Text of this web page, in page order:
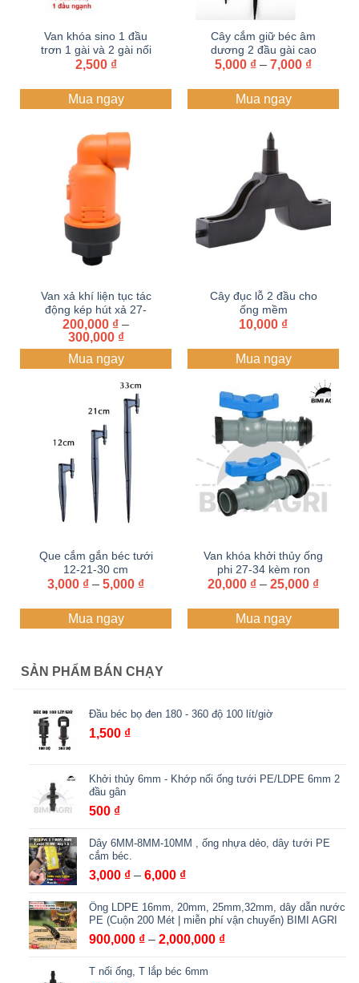
Van khóa sino 1 đầu
trơn 1 gài và 2 gài nối
béc tưới điều chỉnh lưu
2,500 ₫
Mua ngay
Cây cắm giữ béc âm
dương 2 đầu gài cao
33-45cm dùng ống
5,000 ₫ – 7,000 ₫Khoảng
từ
Mua ngay
Van xả khí liện tục tác
động kép hút xả 27-
34mm
200,000 ₫ –
300,000 ₫Khoảng
giá:
từ
đến
300,000 ₫
Mua ngay
Cây đục lỗ 2 đầu cho
ống mềm
10,000 ₫
Mua ngay
Que cắm gắn béc tưới
12-21-30 cm
3,000 ₫ – 5,000 ₫Khoảng
từ
Mua ngay
Van khóa khởi thủy ống
phi 27-34 kèm ron
caosu từ ống PVC,
20,000 ₫ – 25,000 ₫
từ
Mua ngay
SẢN PHẨM BÁN CHẠY
Đầu béc bọ đen 180 - 360 độ 100 lít/giờ
1,500 ₫
Khởi thủy 6mm - Khớp nối ống tưới PE/LDPE 6mm 2
đầu gân
500 ₫
Dây 6MM-8MM-10MM , ống nhựa dẻo, dây tưới PE
cắm béc.
3,000 ₫ – 6,000 ₫Khoảng
từ
3,000 ₫
đến
Ống LDPE 16mm, 20mm, 25mm,32mm, dây dẫn nước
PE (Cuộn 200 Mét | miễn phí vận chuyển) BIMI AGRI
900,000 ₫ – 2,000,000 ₫Khoảng
T nối ống, T lắp béc 6mm